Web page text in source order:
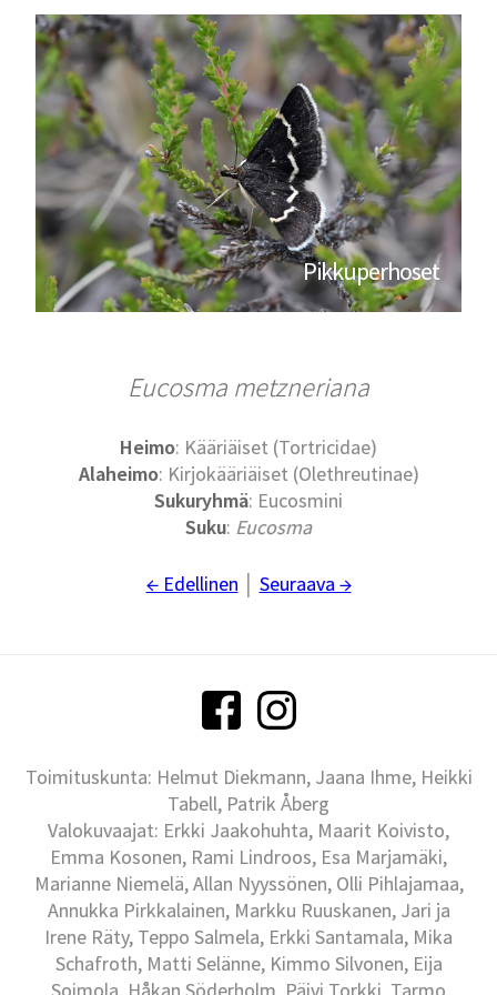
Pikkuperhoset
Eucosma metzneriana
Heimo: Kääriäiset (Tortricidae)
Alaheimo: Kirjokääriäiset (Olethreutinae)
Sukuryhmä: Eucosmini
Suku: Eucosma
← Edellinen Seuraava →
Toimituskunta: Helmut Diekmann, Jaana Ihme, Heikki
Tabell, Patrik Åberg
Valokuvaajat: Erkki Jaakohuhta, Maarit Koivisto,
Emma Kosonen, Rami Lindroos, Esa Marjamäki,
Marianne Niemelä, Allan Nyyssönen, Olli Pihlajamaa,
Annukka Pirkkalainen, Markku Ruuskanen, Jari ja
Irene Räty, Teppo Salmela, Erkki Santamala, Mika
Schafroth, Matti Selänne, Kimmo Silvonen, Eija